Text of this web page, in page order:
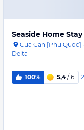
Seaside Home Stay
Cua Can [Phu Quoc] ·
Delta
100% 5,4/ 6 2